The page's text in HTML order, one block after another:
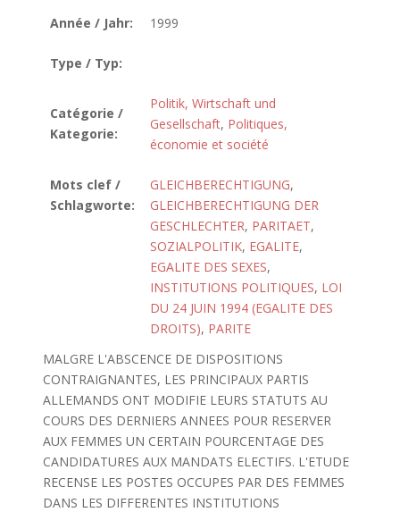
Année / Jahr: 1999
Type / Typ:
Catégorie /
Kategorie:
Politik, Wirtschaft und
Gesellschaft, Politiques,
économie et société
Mots clef /
Schlagworte:
GLEICHBERECHTIGUNG,
GLEICHBERECHTIGUNG DER
GESCHLECHTER, PARITAET,
SOZIALPOLITIK, EGALITE,
EGALITE DES SEXES,
INSTITUTIONS POLITIQUES, LOI
DU 24 JUIN 1994 (EGALITE DES
DROITS), PARITE
MALGRE L'ABSCENCE DE DISPOSITIONS
CONTRAIGNANTES, LES PRINCIPAUX PARTIS
ALLEMANDS ONT MODIFIE LEURS STATUTS AU
COURS DES DERNIERS ANNEES POUR RESERVER
AUX FEMMES UN CERTAIN POURCENTAGE DES
CANDIDATURES AUX MANDATS ELECTIFS. L'ETUDE
RECENSE LES POSTES OCCUPES PAR DES FEMMES
DANS LES DIFFERENTES INSTITUTIONS